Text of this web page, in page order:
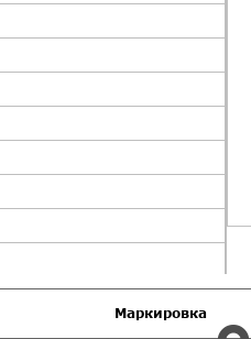
Маркировка